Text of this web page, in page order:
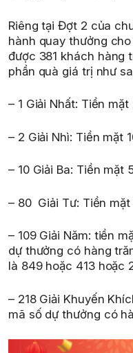
Riêng tại Đợt 2 của
hành quay thưởng
được 381 khách hàng
phần quà giá trị như
– 1 Giải Nhất: Tiền
– 2 Giải Nhì: Tiền mặt
– 10 Giải Ba: Tiền mặt
– 80 Giải Tư: Tiền
– 109 Giải Năm: tiền
dự thưởng có hàng
là 849 hoặc 413 hoặc
– 218 Giải Khuyến
mã số dự thưởng có